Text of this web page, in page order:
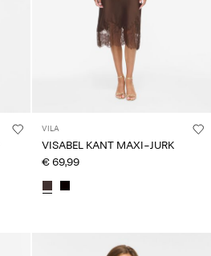
VILA
VISABEL KANT MAXI-JURK
€ 69,99